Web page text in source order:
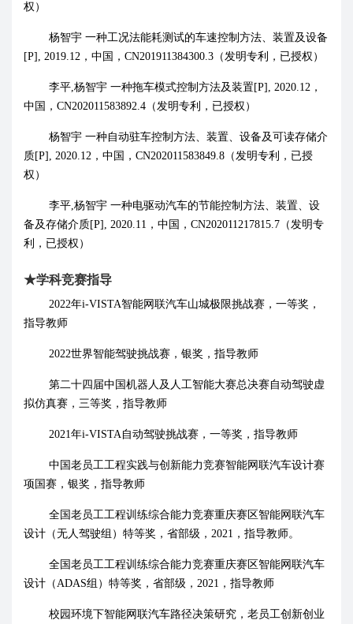
权）
杨智宇 一种工况法能耗测试的车速控制方法、装置及设备
[P], 2019.12 ，中国， CN201911384300.3 （发明专利，已授权）
李平,杨智宇 一种拖车模式控制方法及装置[P], 2020.12 ，
中国， CN202011583892.4 （发明专利，已授权）
杨智宇 一种自动驻车控制方法、装置、设备及可读存储介
质[P], 2020.12 ，中国， CN202011583849.8 （发明专利，已授
权）
李平,杨智宇 一种电驱动汽车的节能控制方法、装置、设
备及存储介质[P], 2020.11 ，中国， CN202011217815.7 （发明专
利，已授权）
★学科竞赛指导
2022年i-VISTA智能网联汽车山城极限挑战赛，一等奖 ，
指导教师
2022世界智能驾驶挑战赛 ， 银奖，指导教师
第二十四届中国机器人及人工智能大赛总决赛自动驾驶虚
拟仿真赛，三等奖，指导教师
2021年i-VISTA自动驾驶挑战赛，一等奖，指导教师
中国老员工工程实践与创新能力竞赛智能网联汽车设计赛
项 国赛 ，银奖，指导教师
全国老员工工程训练综合能力竞赛重庆赛区智能网联汽车
设计（无人驾驶组）特等奖，省部级， 2021 ， 指导教师。
全国老员工工程训练综合能力竞赛重庆赛区智能网联汽车
设计（ADAS组）特等奖 ，省部级， 2021 ， 指导教师
校园环境下智能网联汽车路径决策研究，老员工创新创业